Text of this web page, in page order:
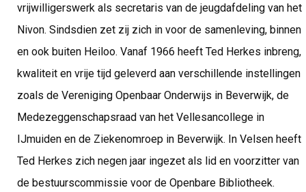
vrijwilligerswerk als secretaris van de jeugdafdeling van het
Nivon. Sindsdien zet zij zich in voor de samenleving, binnen
en ook buiten Heiloo. Vanaf 1966 heeft Ted Herkes inbreng,
kwaliteit en vrije tijd geleverd aan verschillende instellingen
zoals de Vereniging Openbaar Onderwijs in Beverwijk, de
Medezeggenschapsraad van het Vellesancollege in
IJmuiden en de Ziekenomroep in Beverwijk. In Velsen heeft
Ted Herkes zich negen jaar ingezet als lid en voorzitter van
de bestuurscommissie voor de Openbare Bibliotheek.